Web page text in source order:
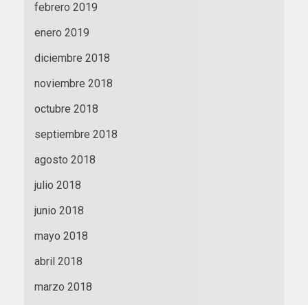
febrero 2019
enero 2019
diciembre 2018
noviembre 2018
octubre 2018
septiembre 2018
agosto 2018
julio 2018
junio 2018
mayo 2018
abril 2018
marzo 2018